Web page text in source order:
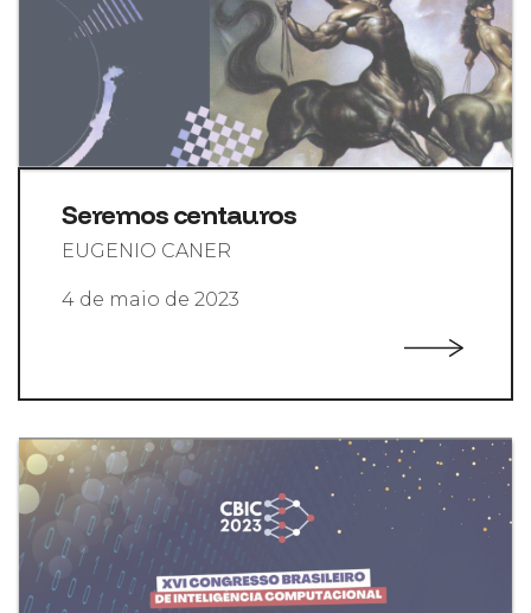
Seremos centauros
EUGENIO CANER
4 de maio de 2023